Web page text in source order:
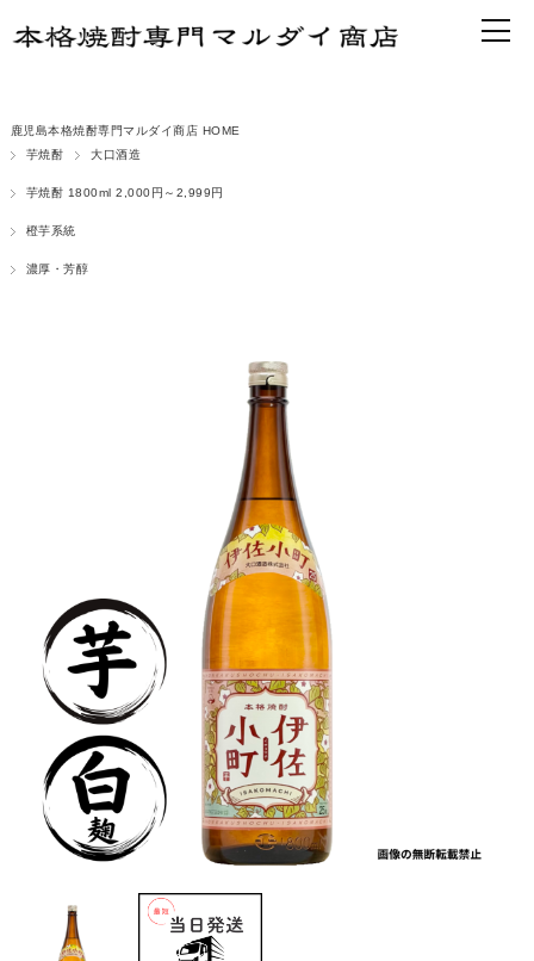
鹿児島本格焼酎専門マルダイ商店 HOME
芋焼酎
大口酒造
芋焼酎 1800ml 2,000円～2,999円
橙芋系統
濃厚・芳醇